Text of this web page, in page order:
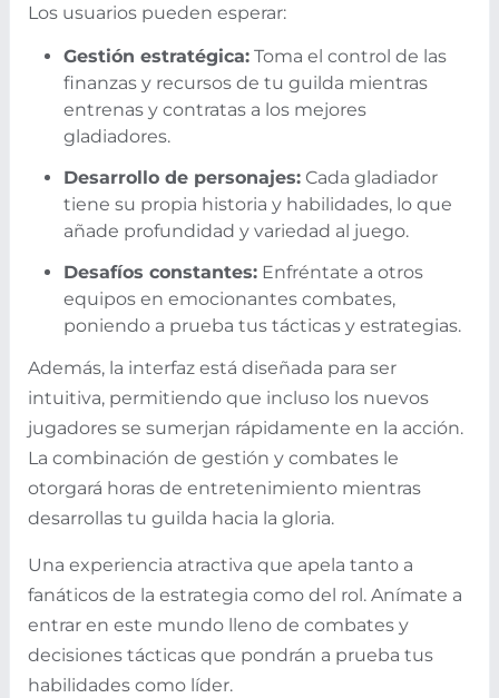
Los usuarios pueden esperar:
Gestión estratégica: Toma el control de las
finanzas y recursos de tu guilda mientras
entrenas y contratas a los mejores
gladiadores.
Desarrollo de personajes: Cada gladiador
tiene su propia historia y habilidades, lo que
añade profundidad y variedad al juego.
Desafíos constantes: Enfréntate a otros
equipos en emocionantes combates,
poniendo a prueba tus tácticas y estrategias.
Además, la interfaz está diseñada para ser
intuitiva, permitiendo que incluso los nuevos
jugadores se sumerjan rápidamente en la acción.
La combinación de gestión y combates le
otorgará horas de entretenimiento mientras
desarrollas tu guilda hacia la gloria.
Una experiencia atractiva que apela tanto a
fanáticos de la estrategia como del rol. Anímate a
entrar en este mundo lleno de combates y
decisiones tácticas que pondrán a prueba tus
habilidades como líder.